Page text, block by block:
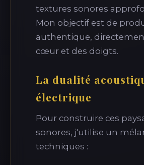
textures sonores
Mon objectif est de
authentique,
cœur et des doigts.
La dualité
électrique
Pour construire ces
sonores, j'utilise un
techniques :